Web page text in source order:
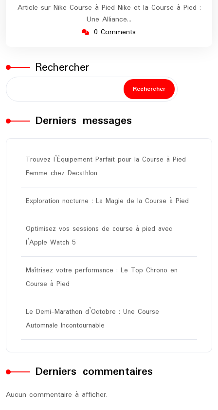
Article sur Nike Course à Pied Nike et la Course à Pied :
Une Alliance…
0 Comments
Rechercher
Rechercher
Derniers messages
Trouvez l’Équipement Parfait pour la Course à Pied
Femme chez Decathlon
Exploration nocturne : La Magie de la Course à Pied
Optimisez vos sessions de course à pied avec
l’Apple Watch 5
Maîtrisez votre performance : Le Top Chrono en
Course à Pied
Le Demi-Marathon d’Octobre : Une Course
Automnale Incontournable
Derniers commentaires
Aucun commentaire à afficher.